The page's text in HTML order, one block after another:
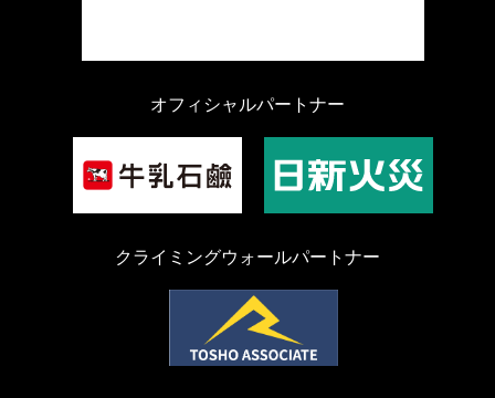
オフィシャルパートナー
クライミングウォールパートナー